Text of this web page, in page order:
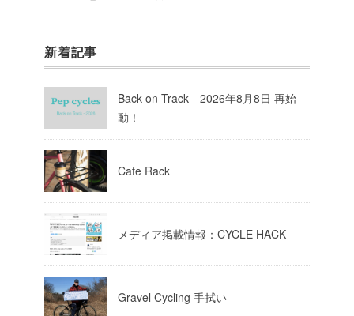
Pep cycles@大阪
今週はお知らせがいっぱいあるのでチ
ェックしてて下さいね！
新着記事
Back on Track 2026年8月8日 再始
動！
Cafe Rack
メディア掲載情報：CYCLE HACK
Gravel Cycling 手拭い